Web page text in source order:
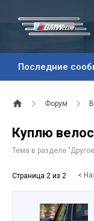
Последние
Форум
Куплю
Тема в разделе "Другое
Страница 2 из 2 <